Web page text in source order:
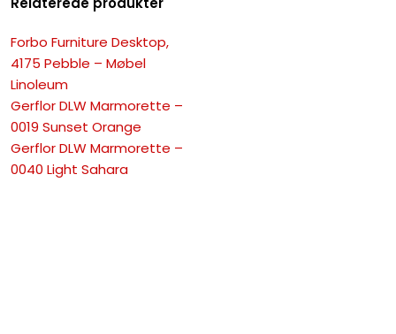
Forbo Furniture Desktop,
4175 Pebble – Møbel
Linoleum
Gerflor DLW Marmorette –
0019 Sunset Orange
Gerflor DLW Marmorette –
0040 Light Sahara